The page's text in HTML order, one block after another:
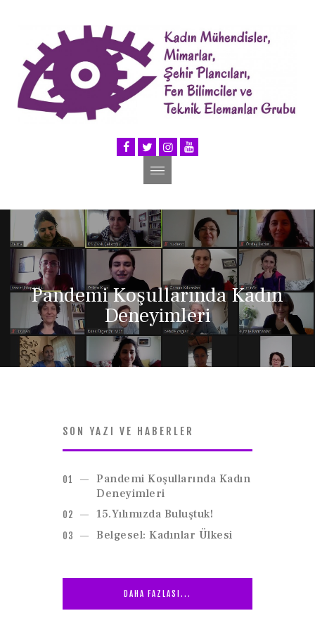
Pandemi Koşullarında Kadın
Deneyimleri
SON YAZI VE HABERLER
Pandemi Koşullarında Kadın
Deneyimleri
15.Yılımızda Buluştuk!
Belgesel: Kadınlar Ülkesi
DAHA FAZLASI...